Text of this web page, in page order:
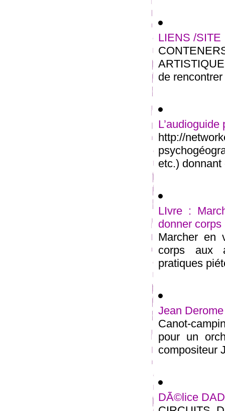
LIENS /SITE
de
http://
etc.)
LIvre :
donner
Marcher en
corps aux
pratiques
Jean
Canot-
pour un
composi­teur
DÃ©lice